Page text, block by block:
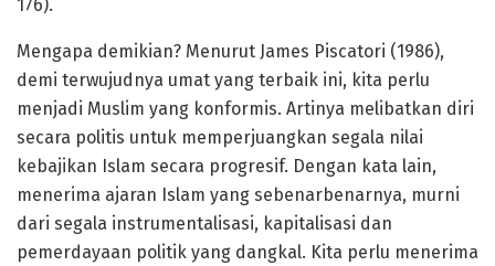
176).
Mengapa demikian? Menurut James Piscatori (1986),
demi terwujudnya umat yang terbaik ini, kita perlu
menjadi Muslim yang konformis. Artinya melibatkan diri
secara politis untuk memperjuangkan segala nilai
kebajikan Islam secara progresif. Dengan kata lain,
menerima ajaran Islam yang sebenarbenarnya, murni
dari segala instrumentalisasi, kapitalisasi dan
pemerdayaan politik yang dangkal. Kita perlu menerima